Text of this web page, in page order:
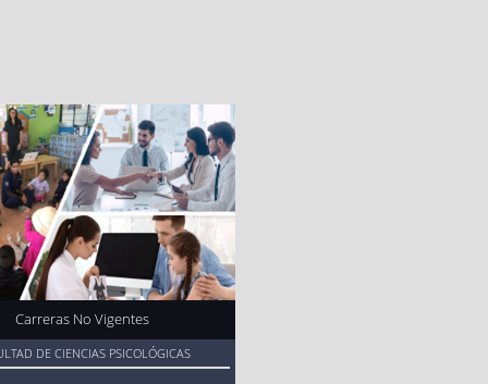
Carreras No Vigentes
DE CIENCIAS PSICOLÓGICAS